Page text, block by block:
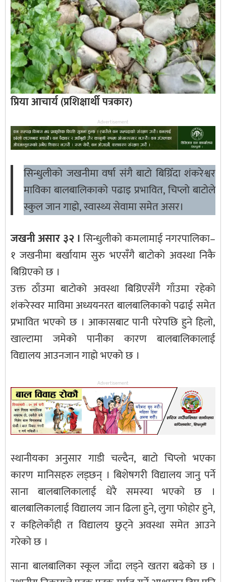
प्रिया आचार्य (प्रशिक्षार्थी पत्रकार)
Advertisement
सिन्धुलीको जखनीमा वर्षा संगै बाटो बिग्रिँदा शंकरेश्वर
माविका बालबालिकाको पढाइ प्रभावित, चिप्लो बाटोले
स्कुल जान गाह्रो, स्वास्थ्य सेवामा समेत असर।
जखनी असार ३२ ।सिन्धुलीको कमलामाई नगरपालिका–
१ जखनीमा बर्खायाम सुरु भएसँगै बाटोको अवस्था निकै
बिग्रिएको छ ।
उक्त ठाँउमा बाटोको अवस्था बिग्रिएसँगै गाँउमा रहेको
शंकरेस्वर माविमा अध्ययनरत बालबालिकाको पढाई समेत
प्रभावित भएको छ । आकासबाट पानी परेपछि हुने हिलो,
खाल्टामा जमेको पानीका कारण बालबालिकालाई
विद्यालय आउनजान गाह्रो भएको छ ।
Advertisement
स्थानीयका अनुसार गाडी चल्दैन, बाटो चिप्लो भएका
कारण मानिसहरु लड्छन् । बिशेषगरी विद्यालय जानु पर्ने
साना बालबालिकालाई धेरै समस्या भएको छ ।
बालबालिकालाई विद्यालय जान ढिला हुने, लुगा फोहोर हुने,
र कहिलेकाँही त विद्यालय छुट्ने अवस्था समेत आउने
गरेको छ ।
साना बालबालिका स्कूल जाँदा लड्ने खतरा बढेको छ ।